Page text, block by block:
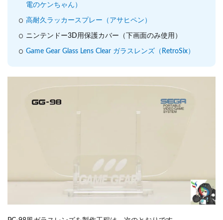
電のケンちゃん）
高耐久ラッカースプレー（アサヒペン）
ニンテンドー3D用保護カバー（下画面のみ使用）
Game Gear Glass Lens Clear ガラスレンズ（RetroSix）